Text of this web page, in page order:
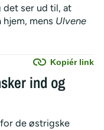
ser ud til, at
mens Ulvene
Kopiér link
ind og
de østrigske